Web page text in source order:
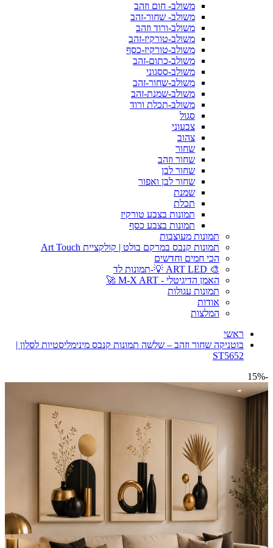
משולב- חום וזהב
משולב- שחור-זהב
משולב-ורוד וזהב
משולב-טורקיז-זהב
משולב-טורקיז-כסף
משולב-כתום-זהב
משולב-ססגוני
משולב-שחור-זהב
משולב-שמנת-זהב
משולב-תכלת ורוד
סגול
צבעוני
צהוב
שחור
שחור וזהב
שחור לבן
שחור לבן ואפור
שמנת
תכלת
תמונות בצבע טורקיז
תמונות בצבע כסף
תמונות מעוצבות
תמונות קנבס במרקם בולט | קולקציית Art Touch
הכי חמים וחדשים
🎨 ART LED 💡-תמונות לד
האמן הדיגיטלי - M-X ART 🚀
תמונות עגולות
אודות
המלצות
ראשי
בוטניקה שחור וזהב – שלשה תמונות קנבס מינימליסטיות לסלון |
ST5652
-15%